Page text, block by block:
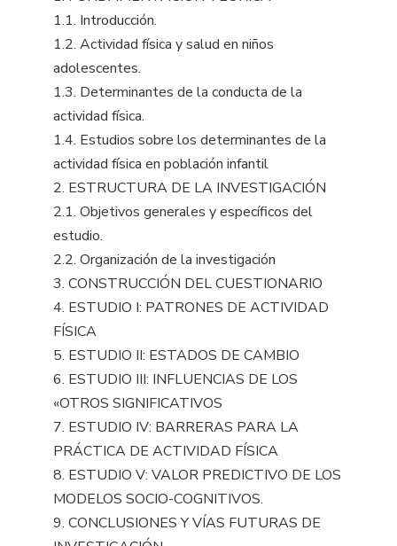
1.1. Introducción.
1.2. Actividad física y salud en niños
adolescentes.
1.3. Determinantes de la conducta de la
actividad física.
1.4. Estudios sobre los determinantes de la
actividad física en población infantil
2. ESTRUCTURA DE LA INVESTIGACIÓN
2.1. Objetivos generales y específicos del
estudio.
2.2. Organización de la investigación
3. CONSTRUCCIÓN DEL CUESTIONARIO
4. ESTUDIO I: PATRONES DE ACTIVIDAD
FÍSICA
5. ESTUDIO II: ESTADOS DE CAMBIO
6. ESTUDIO III: INFLUENCIAS DE LOS
«OTROS SIGNIFICATIVOS
7. ESTUDIO IV: BARRERAS PARA LA
PRÁCTICA DE ACTIVIDAD FÍSICA
8. ESTUDIO V: VALOR PREDICTIVO DE LOS
MODELOS SOCIO-COGNITIVOS.
9. CONCLUSIONES Y VÍAS FUTURAS DE